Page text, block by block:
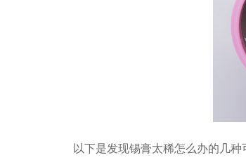
以下是发现锡膏太稀怎么办的几种